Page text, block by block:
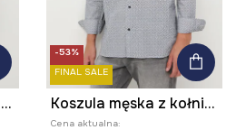
Koszula męska z kołnierzykiem klasycznym z drobnym wzorem
-53%
FINAL SALE
Koszula męska z kołnierzykiem klasycznym z drobnym wzorem
Cena aktualna: